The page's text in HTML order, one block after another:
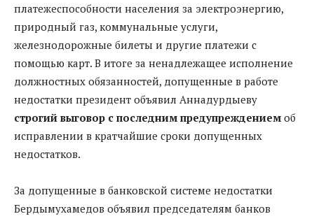
платежеспособности населения за электроэнергию,
природный газ, коммунальные услуги,
железнодорожные билеты и другие платежи с
помощью карт. В итоге за ненадлежащее исполнение
должностных обязанностей, допущенные в работе
недостатки президент объявил Аннадурдыеву
строгий выговор с последним предупреждением об
исправлении в кратчайшие сроки допущенных
недостатков.
За допущенные в банковской системе недостатки
Бердымухамедов объявил председателям банков